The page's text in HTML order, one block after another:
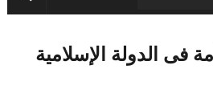
فى الدولة الإسلامية